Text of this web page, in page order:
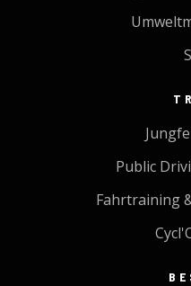
Public
Fahrtraining